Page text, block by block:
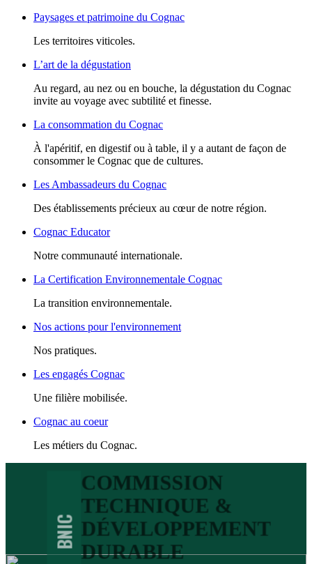
Paysages et patrimoine du Cognac
Les territoires viticoles.
L’art de la dégustation
Au regard, au nez ou en bouche, la dégustation du Cognac
invite au voyage avec subtilité et finesse.
La consommation du Cognac
À l'apéritif, en digestif ou à table, il y a autant de façon de
consommer le Cognac que de cultures.
Les Ambassadeurs du Cognac
Des établissements précieux au cœur de notre région.
Cognac Educator
Notre communauté internationale.
La Certification Environnementale Cognac
La transition environnementale.
Nos actions pour l'environnement
Nos pratiques.
Les engagés Cognac
Une filière mobilisée.
Cognac au coeur
Les métiers du Cognac.
BNIC
COMMISSION
TECHNIQUE &
DÉVELOPPEMENT
DURABLE